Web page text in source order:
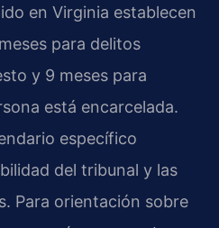
en Virginia establecen
para delitos
y 9 meses para
está encarcelada.
específico
del tribunal y las
Para orientación sobre